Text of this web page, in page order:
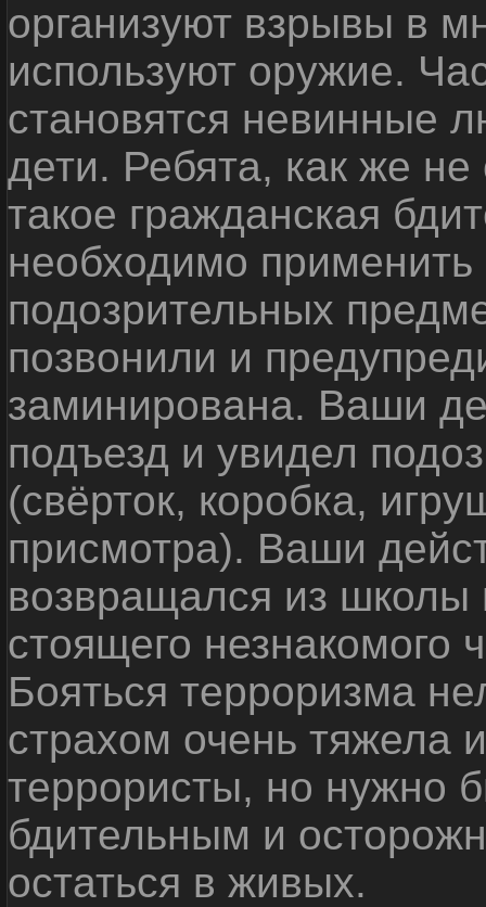
организуют взрывы в
используют оружие.
становятся невинные
дети. Ребята, как же не
такое гражданская
необходимо
подозрительных
позвонили и
заминирована. Ваши
подъезд и увидел
(свёрток, коробка,
присмотра). Ваши
возвращался из школы
стоящего незнакомого
Бояться терроризма
страхом очень тяжела
террористы, но нужно
бдительным и
остаться в живых.